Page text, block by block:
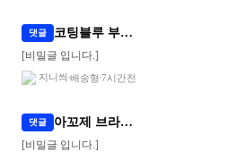
댓글 코팅블루 부드러운 알러지 케어 차렵이불 블로그 체험단 모집
[비밀글 입니다.]
지니씌 배송형 7시간전
댓글 아꼬제 브라이트닝 캡슐 에센스 50ml 체험단 모집
[비밀글 입니다.]